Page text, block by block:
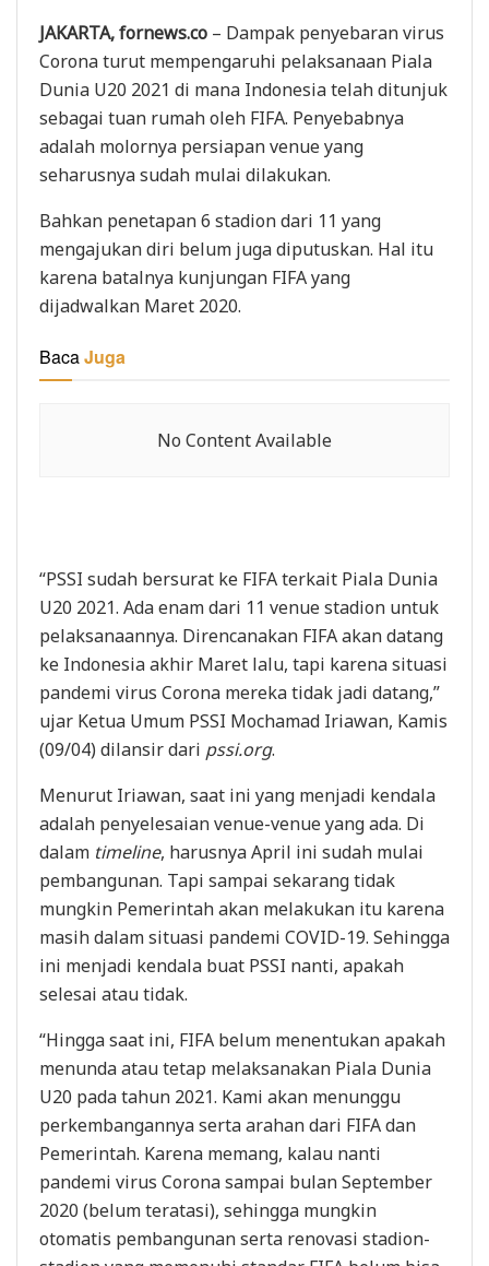
JAKARTA, fornews.co – Dampak penyebaran virus
Corona turut mempengaruhi pelaksanaan Piala
Dunia U20 2021 di mana Indonesia telah ditunjuk
sebagai tuan rumah oleh FIFA. Penyebabnya
adalah molornya persiapan venue yang
seharusnya sudah mulai dilakukan.
Bahkan penetapan 6 stadion dari 11 yang
mengajukan diri belum juga diputuskan. Hal itu
karena batalnya kunjungan FIFA yang
dijadwalkan Maret 2020.
BacaJuga
No Content Available
“PSSI sudah bersurat ke FIFA terkait Piala Dunia
U20 2021. Ada enam dari 11 venue stadion untuk
pelaksanaannya. Direncanakan FIFA akan datang
ke Indonesia akhir Maret lalu, tapi karena situasi
pandemi virus Corona mereka tidak jadi datang,”
ujar Ketua Umum PSSI Mochamad Iriawan, Kamis
(09/04) dilansir dari pssi.org.
Menurut Iriawan, saat ini yang menjadi kendala
adalah penyelesaian venue-venue yang ada. Di
dalam timeline, harusnya April ini sudah mulai
pembangunan. Tapi sampai sekarang tidak
mungkin Pemerintah akan melakukan itu karena
masih dalam situasi pandemi COVID-19. Sehingga
ini menjadi kendala buat PSSI nanti, apakah
selesai atau tidak.
“Hingga saat ini, FIFA belum menentukan apakah
menunda atau tetap melaksanakan Piala Dunia
U20 pada tahun 2021. Kami akan menunggu
perkembangannya serta arahan dari FIFA dan
Pemerintah. Karena memang, kalau nanti
pandemi virus Corona sampai bulan September
2020 (belum teratasi), sehingga mungkin
otomatis pembangunan serta renovasi stadion-